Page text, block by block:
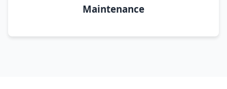
Maintenance